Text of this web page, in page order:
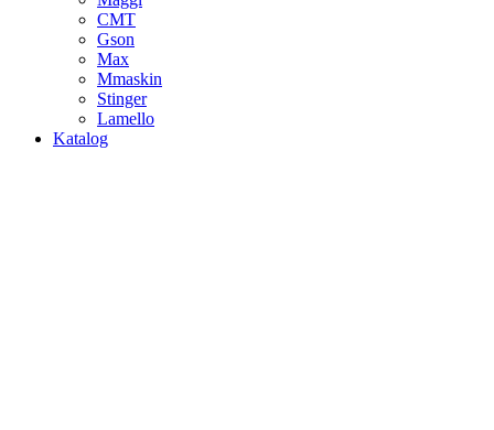
CMT
Gson
Max
Mmaskin
Stinger
Lamello
Katalog